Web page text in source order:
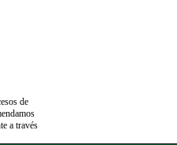
de
a través